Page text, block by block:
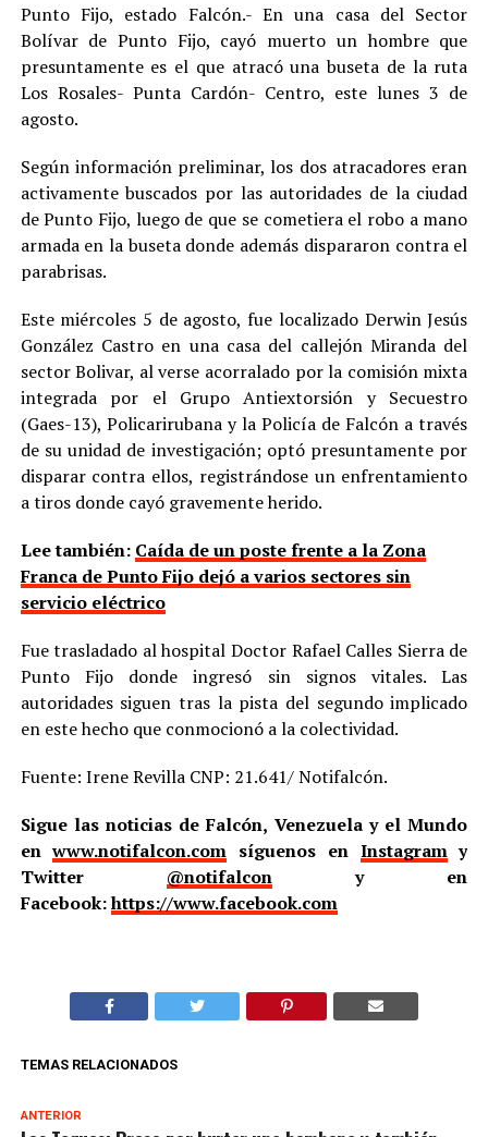
Punto Fijo, estado Falcón.- En una casa del Sector
Bolívar de Punto Fijo, cayó muerto un hombre que
presuntamente es el que atracó una buseta de la ruta
Los Rosales- Punta Cardón- Centro, este lunes 3 de
agosto.
Según información preliminar, los dos atracadores eran
activamente buscados por las autoridades de la ciudad
de Punto Fijo, luego de que se cometiera el robo a mano
armada en la buseta donde además dispararon contra el
parabrisas.
Este miércoles 5 de agosto, fue localizado Derwin Jesús
González Castro en una casa del callejón Miranda del
sector Bolivar, al verse acorralado por la comisión mixta
integrada por el Grupo Antiextorsión y Secuestro
(Gaes-13), Policarirubana y la Policía de Falcón a través
de su unidad de investigación; optó presuntamente por
disparar contra ellos, registrándose un enfrentamiento
a tiros donde cayó gravemente herido.
Lee también: Caída de un poste frente a la Zona
Franca de Punto Fijo dejó a varios sectores sin
servicio eléctrico
Fue trasladado al hospital Doctor Rafael Calles Sierra de
Punto Fijo donde ingresó sin signos vitales. Las
autoridades siguen tras la pista del segundo implicado
en este hecho que conmocionó a la colectividad.
Fuente: Irene Revilla CNP: 21.641/ Notifalcón.
Sigue las noticias de Falcón, Venezuela y el Mundo
enwww.notifalcon.com síguenos en Instagramy
Twitter @notifalcony en
Facebook:https://www.facebook.com
TEMAS RELACIONADOS
ANTERIOR